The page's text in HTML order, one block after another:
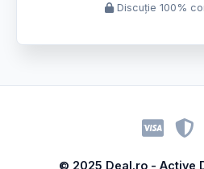
Discuție 100%
© 2025 Deal.ro - Active